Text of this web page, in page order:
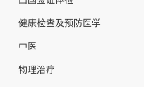
健康检查及预防医学
中医
物理治疗